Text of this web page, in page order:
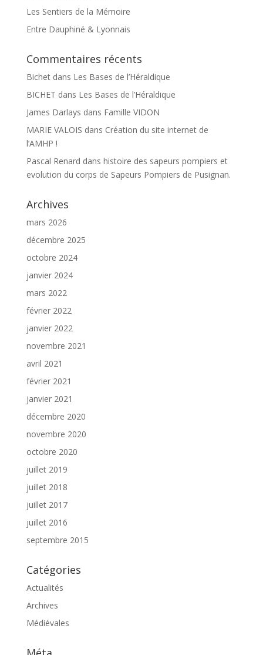
Les Sentiers de la Mémoire
Entre Dauphiné & Lyonnais
Commentaires récents
Bichetdans Les Bases de l’Héraldique
BICHET dans Les Bases de l’Héraldique
James Darlays dans Famille VIDON
MARIE VALOIS dans Création du site internet de
l’AMHP !
Pascal Renard dans histoire des sapeurs pompiers et
evolution du corps de Sapeurs Pompiers de Pusignan.
Archives
mars 2026
décembre 2025
octobre 2024
janvier 2024
mars 2022
février 2022
janvier 2022
novembre 2021
avril 2021
février 2021
janvier 2021
décembre 2020
novembre 2020
octobre 2020
juillet 2019
juillet 2018
juillet 2017
juillet 2016
septembre 2015
Catégories
Actualités
Archives
Médiévales